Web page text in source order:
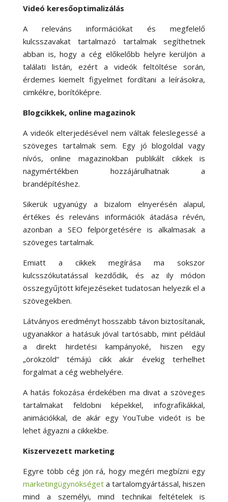
Videó keresőoptimalizálás
A releváns információkat és megfelelő
kulcsszavakat tartalmazó tartalmak segíthetnek
abban is, hogy a cég előkelőbb helyre kerüljön a
találati listán, ezért a videók feltöltése során,
érdemes kiemelt figyelmet fordítani a leírásokra,
cimkékre, borítóképre.
Blogcikkek, online magazinok
A videók elterjedésével nem váltak feleslegessé a
szöveges tartalmak sem. Egy jó blogoldal vagy
nívós, online magazinokban publikált cikkek is
nagymértékben hozzájárulhatnak a
brandépítéshez.
Sikerük ugyanúgy a bizalom elnyerésén alapul,
értékes és releváns információk átadása révén,
azonban a SEO felpörgetésére is alkalmasak a
szöveges tartalmak.
Emiatt a cikkek megírása ma sokszor
kulcsszókutatással kezdődik, és az ily módon
összegyűjtött kifejezéseket tudatosan helyezik el a
szövegekben.
Látványos eredményt hosszabb távon biztosítanak,
ugyanakkor a hatásuk jóval tartósabb, mint például
a direkt hirdetési kampányoké, hiszen egy
„örökzöld” témájú cikk akár évekig terhelhet
forgalmat a cég webhelyére.
A hatás fokozása érdekében ma divat a szöveges
tartalmakat feldobni képekkel, infografikákkal,
animációkkal, de akár egy YouTube videót is be
lehet ágyazni a cikkekbe.
Kiszervezett marketing
Egyre több cég jön rá, hogy megéri megbízni egy
marketingügynökségeta tartalomgyártással, hiszen
mind a személyi, mind technikai feltételek is